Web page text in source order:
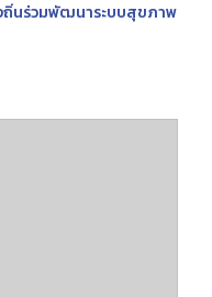
ถิ่นร่วมพัฒนาระบบสุขภาพ